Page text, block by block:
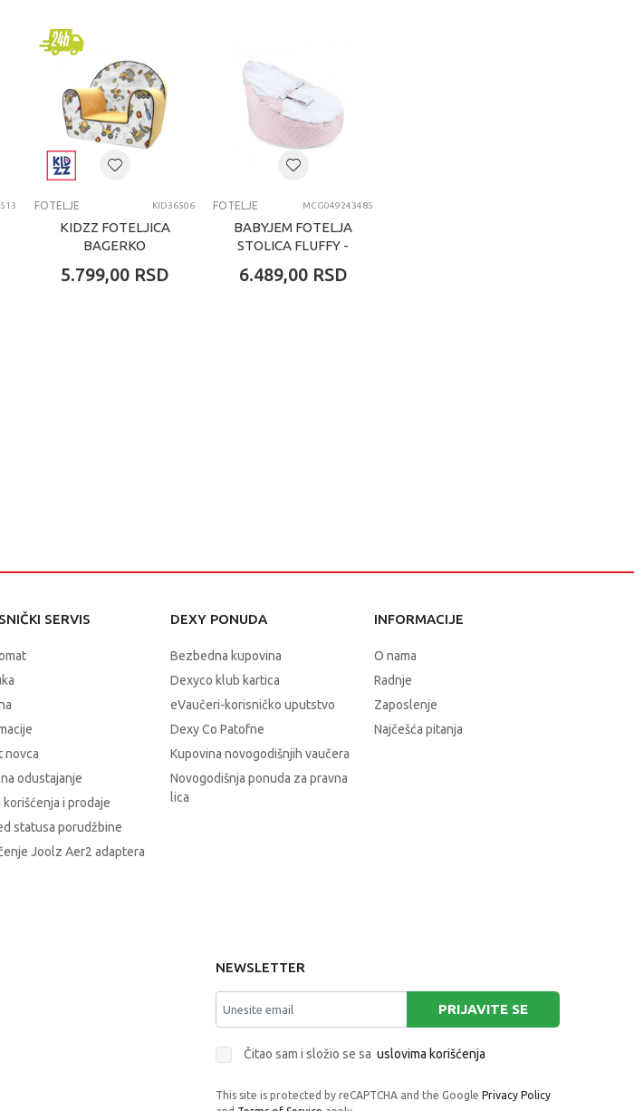
FOTELJE KID36506
KIDZZ FOTELJICA
BAGERKO
5.799,00 RSD
FOTELJE MCG049243485
BABYJEM FOTELJA
STOLICA FLUFFY -
6.489,00 RSD
SERVIS
novca
odustajanje
korišćenja i prodaje
statusa porudžbine
Joolz Aer2 adaptera
DEXY PONUDA
Bezbedna kupovina
Dexyco klub kartica
eVaučeri-korisničko uputstvo
Dexy Co Patofne
Kupovina novogodišnjih vaučera
Novogodišnja ponuda za pravna
lica
INFORMACIJE
O nama
Radnje
Zaposlenje
Najčešća pitanja
NEWSLETTER
PRIJAVITE SE
Čitao sam i složio se sa uslovima korišćenja
This site is protected by reCAPTCHA and the Google Privacy Policy